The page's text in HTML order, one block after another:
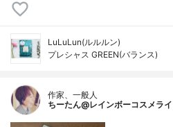
LuLuLun(ルルルン)
プレシャス GREEN(バランス)
作家、一般人
ちーたん@レインボーコスメラ